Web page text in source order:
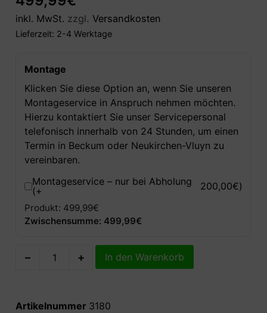
inkl. MwSt. zzgl. Versandkosten
Lieferzeit: 2-4 Werktage
Montage
Klicken Sie diese Option an, wenn Sie unseren
Montageservice in Anspruch nehmen möchten.
Hierzu kontaktiert Sie unser Servicepersonal
telefonisch innerhalb von 24 Stunden, um einen
Termin in Beckum oder Neukirchen-Vluyn zu
vereinbaren.
Montageservice – nur bei Abholung
(+
200,00€)
Produkt: 499,99€
Zwischensumme: 499,99€
– + In den Warenkorb
Artikelnummer 3180